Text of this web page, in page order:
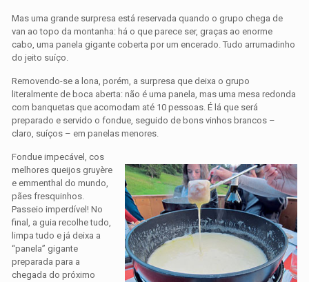
Mas uma grande surpresa está reservada quando o grupo chega de
van ao topo da montanha: há o que parece ser, graças ao enorme
cabo, uma panela gigante coberta por um encerado. Tudo arrumadinho
do jeito suíço.
Removendo-se a lona, porém, a surpresa que deixa o grupo
literalmente de boca aberta: não é uma panela, mas uma mesa redonda
com banquetas que acomodam até 10 pessoas. É lá que será
preparado e servido o fondue, seguido de bons vinhos brancos –
claro, suíços – em panelas menores.
Fondue impecável, cos
melhores queijos gruyère
e emmenthal do mundo,
pães fresquinhos.
Passeio imperdível! No
final, a guia recolhe tudo,
limpa tudo e já deixa a
“panela” gigante
preparada para a
chegada do próximo